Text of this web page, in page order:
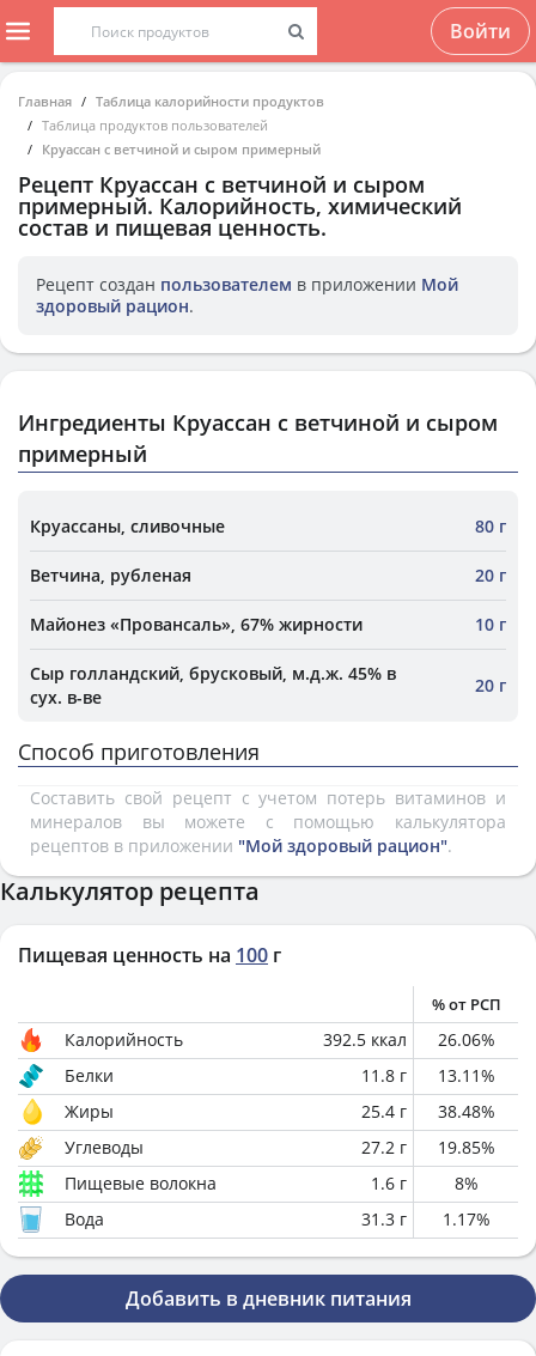
Войти
Главная
Таблица калорийности продуктов
Таблица продуктов пользователей
Круассан с ветчиной и сыром примерный
Рецепт Круассан с ветчиной и сыром
примерный. Калорийность, химический
состав и пищевая ценность.
Рецепт создан пользователем в приложении Мой
здоровый рацион.
Ингредиенты Круассан с ветчиной и сыром
примерный
Круассаны, сливочные 80 г
Ветчина, рубленая 20 г
Майонез «Провансаль», 67% жирности 10 г
Сыр голландский, брусковый, м.д.ж. 45% в
сух. в-ве
20 г
Способ приготовления
Составить свой рецепт с учетом потерь витаминов и
минералов вы можете с помощью калькулятора
рецептов в приложении "Мой здоровый рацион".
Калькулятор рецепта
Пищевая ценность на 100 г
% от РСП
Калорийность 392.5 ккал 26.06%
Белки
11.8 г 13.11%
Жиры
25.4 г 38.48%
Углеводы
27.2 г 19.85%
Пищевые волокна
1.6 г 8%
Вода
31.3 г 1.17%
Добавить в дневник питания